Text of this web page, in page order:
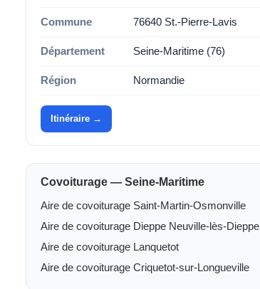
Commune 76640 St.-Pierre-Lavis
Département Seine-Maritime (76)
Région Normandie
Itinéraire →
Covoiturage — Seine-Maritime
Aire de covoiturage Saint-Martin-Osmonville
Aire de covoiturage Dieppe Neuville-lès-Dieppe
Aire de covoiturage Lanquetot
Aire de covoiturage Criquetot-sur-Longueville